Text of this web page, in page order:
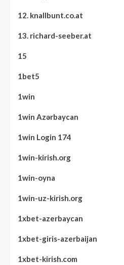
12. knallbunt.co.at
13. richard-seeber.at
15
1bet5
1win
1win Azərbaycan
1win Login 174
1win-kirish.org
1win-oyna
1win-uz-kirish.org
1xbet-azerbaycan
1xbet-giris-azerbaijan
1xbet-kirish.com